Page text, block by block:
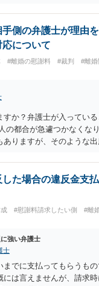
や、目撃者として就業先
とが必要になるケースな
がなければならない場合
らない場合があります。
られたとして、被告がこ
申し立てることで債権の
給料を差し押さえる場合
れますので、訴訟が起こ
になります。 警察への被
ん。 ただ、当然ながら強
事訴訟で勝訴することは
側の弁護士が理由
について
#離婚の慰謝料 #裁判 #離婚
すか？弁護士が入ってい
の都合が急遽つかなくな
ありますが、そのような
する戦略は聞いたことは
た場合の違反金支
#慰謝料請求したい側 #離
強い弁護士
士
までに支払ってもらうも
には言えませんが、請求